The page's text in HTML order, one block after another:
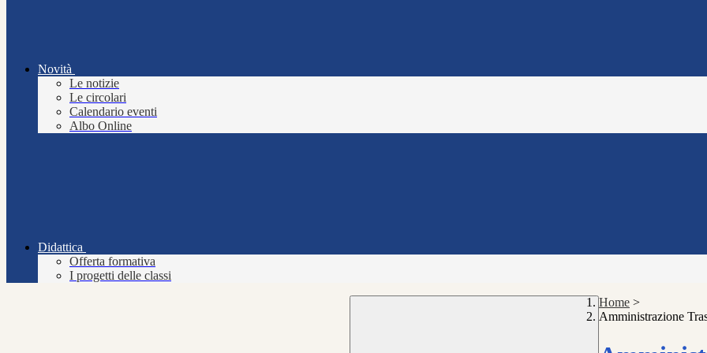
Novità
Le notizie
Le circolari
Calendario eventi
Albo Online
Didattica
Offerta formativa
I progetti delle classi
Home >
Amministrazione